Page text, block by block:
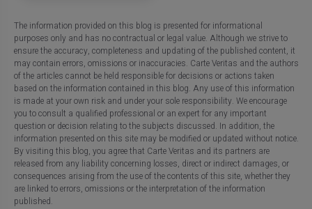
The information provided on this blog is presented for informational
purposes only and has no contractual or legal value. Although we strive to
ensure the accuracy, completeness and updating of the published content, it
may contain errors, omissions or inaccuracies. Carte Veritas and the authors
of the articles cannot be held responsible for decisions or actions taken
based on the information contained in this blog. Any use of this information
is made at your own risk and under your sole responsibility. We encourage
you to consult a qualified professional or an expert for any important
question or decision relating to the subjects discussed. In addition, the
information presented on this site may be modified or updated without notice.
By visiting this blog, you agree that Carte Veritas and its partners are
released from any liability concerning losses, direct or indirect damages, or
consequences arising from the use of the contents of this site, whether they
are linked to errors, omissions or the interpretation of the information
published.